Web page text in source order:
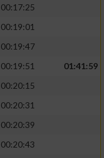
00:17:25
00:19:01
00:19:47
00:19:51
01:41:59
00:20:15
00:20:31
00:20:39
00:20:43